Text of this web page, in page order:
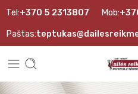
Tel:+370 5 2313807 Mob:
Paštas: